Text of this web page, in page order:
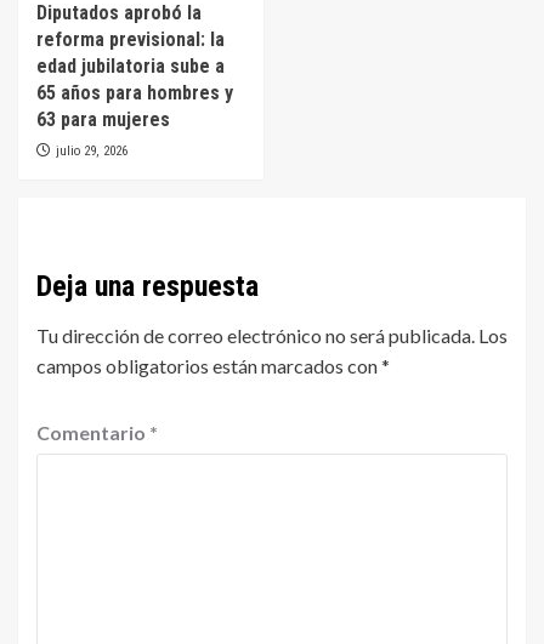
Diputados aprobó la
reforma previsional: la
edad jubilatoria sube a
65 años para hombres y
63 para mujeres
julio 29, 2026
Deja una respuesta
Tu dirección de correo electrónico no será publicada. Los
campos obligatorios están marcados con*
Comentario *